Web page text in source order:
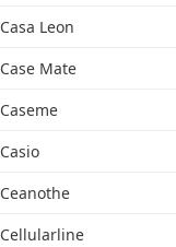
Casa Leon
Case Mate
Caseme
Casio
Ceanothe
Cellularline